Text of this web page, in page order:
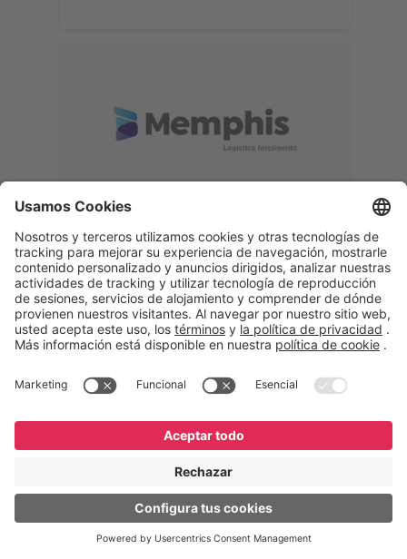
Memphis
Eduardo Ribeiro
CEO
“Con GeneXus desarrollamos una
acompañar todas las etapas de la
verificar, analizar, reacondicionar y
garantizando calidad y reduciendo
costos”.